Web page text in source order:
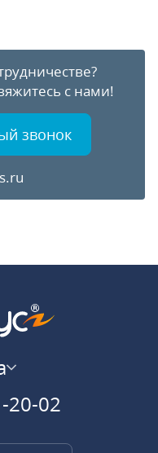
с нами!
звонок
20-02